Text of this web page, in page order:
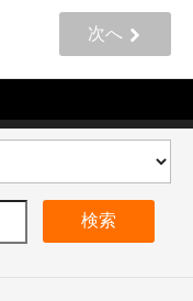
次へ
検索